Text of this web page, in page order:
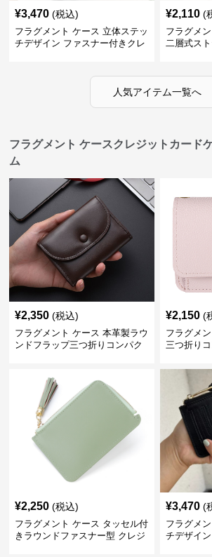
¥3,470 (税込)
フラグメント ケース 立体ステッ
チデザイン ファスナー付きクレ
¥2,110 (
フラグメ
二層式ス
人気アイテム一覧へ
フラグメント ケースクレジットカード
ム
¥2,350 (税込)
フラグメント ケース 本革製ラウ
ンドフラップ三つ折りコンパク
¥2,150 (
フラグメ
三つ折り
¥2,250 (税込)
フラグメント ケース タッセル付
きラウンドファスナー型 クレジ
¥3,470 (
フラグメ
チデザイ